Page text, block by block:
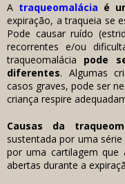
A traqueomalácia é
expiração, a traqueia se
Pode causar ruído
recorrentes e/ou
traqueomalácia pode
diferentes. Algumas
casos graves, pode ser
criança respire
Causas da
sustentada por uma
por uma cartilagem que
abertas durante a